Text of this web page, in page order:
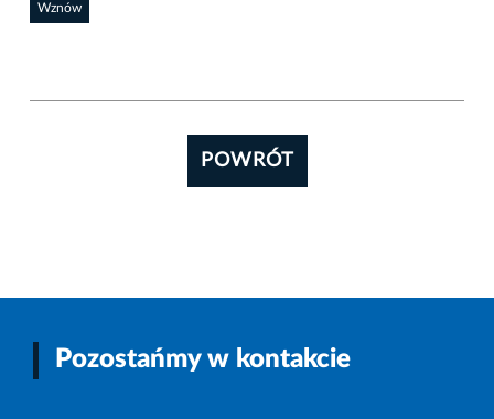
Wznów
POWRÓT
Pozostańmy w kontakcie